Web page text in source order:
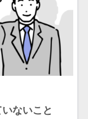
ないこと